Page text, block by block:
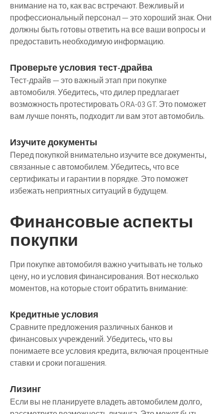
внимание на то, как вас встречают. Вежливый и
профессиональный персонал — это хороший знак. Они
должны быть готовы ответить на все ваши вопросы и
предоставить необходимую информацию.
Проверьте условия тест-драйва
Тест-драйв — это важный этап при покупке
автомобиля. Убедитесь, что дилер предлагает
возможность протестировать ORA-03 GT. Это поможет
вам лучше понять, подходит ли вам этот автомобиль.
Изучите документы
Перед покупкой внимательно изучите все документы,
связанные с автомобилем. Убедитесь, что все
сертификаты и гарантии в порядке. Это поможет
избежать неприятных ситуаций в будущем.
Финансовые аспекты
покупки
При покупке автомобиля важно учитывать не только
цену, но и условия финансирования. Вот несколько
моментов, на которые стоит обратить внимание:
Кредитные условия
Сравните предложения различных банков и
финансовых учреждений. Убедитесь, что вы
понимаете все условия кредита, включая процентные
ставки и сроки погашения.
Лизинг
Если вы не планируете владеть автомобилем долго,